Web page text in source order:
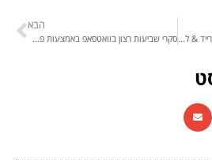
חברות PrimeLease ו"לובינסקי טרייד & ליס" מקבוצת לובינסקי השיקו את מערכת התקשורת הרב-ערוצית והבוט AI החכם גלאסיקס במוקדי השירות והמכירות
הבא
סקרי שביעות רצון בוואטסאפ באמצעות פתרון משולב של GLASSIX עם SENDIX – אמצעי יעיל לקבל מידע חיוני ותובנות מהלקוחות שלך